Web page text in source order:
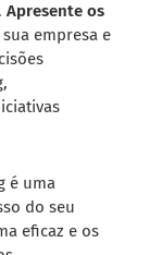
Apresente os
empresa e
é uma
do seu
eficaz e os